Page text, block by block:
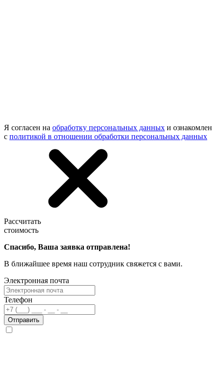
Я согласен на обработку персональных данных и ознакомлен
с политикой в отношении обработки персональных данных
Рассчитать
стоимость
Спасибо, Ваша заявка отправлена!
В ближайшее время наш сотрудник свяжется с вами.
Электронная почта
Телефон
Отправить